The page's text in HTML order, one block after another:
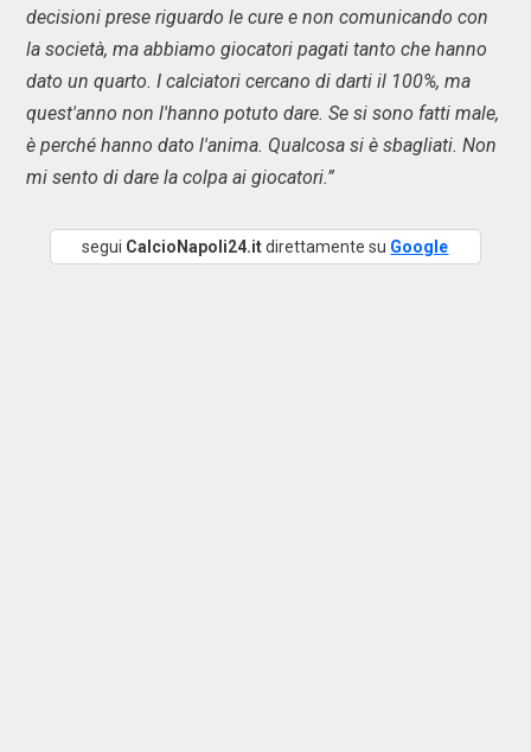
decisioni prese riguardo le cure e non comunicando con
la società, ma abbiamo giocatori pagati tanto che hanno
dato un quarto. I calciatori cercano di darti il 100%, ma
quest'anno non l'hanno potuto dare. Se si sono fatti male,
è perché hanno dato l'anima. Qualcosa si è sbagliati. Non
mi sento di dare la colpa ai giocatori.”
segui CalcioNapoli24.itdirettamente su Google